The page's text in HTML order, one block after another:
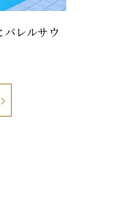
バレルサウ